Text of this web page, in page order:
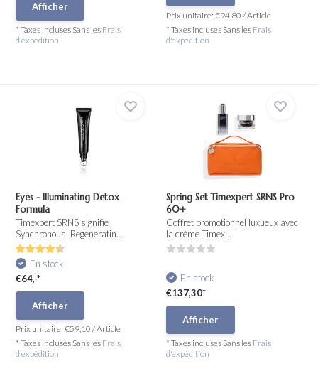
Afficher
* Taxes incluses Sans les Frais
d'expédition
Prix unitaire: €94,80 /Article
* Taxes incluses Sans les Frais
d'expédition
Eyes - Illuminating Detox
Formula
Timexpert SRNS signifie
Synchronous, Regeneratin...
En stock
€64,-*
Afficher
Prix unitaire:€59,10 /Article
* Taxes incluses Sans les Frais
d'expédition
Spring Set Timexpert SRNS Pro
60+
Coffret promotionnel luxueux avec
la crème Timex...
En stock
€137,30*
Afficher
* Taxes incluses Sans les Frais
d'expédition